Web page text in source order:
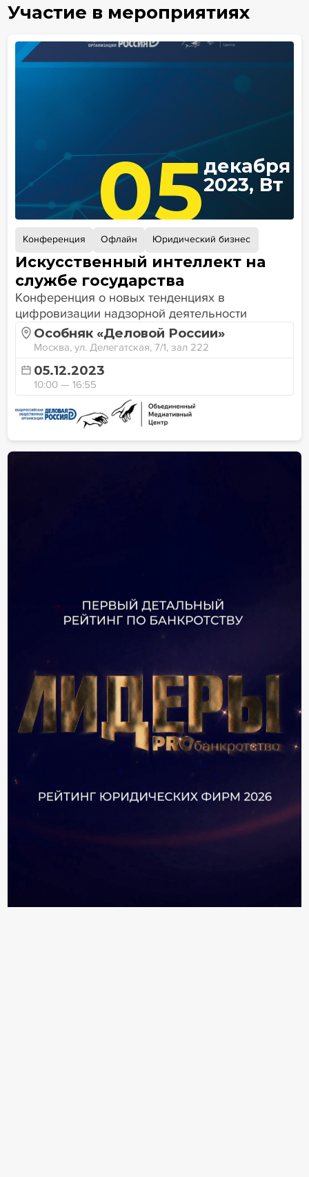
Участие в мероприятиях
05декабря
2023, Вт
Конференция Офлайн Юридический бизнес
Искусственный интеллект на
службе государства
Конференция о новых тенденциях в
цифровизации надзорной деятельности
Особняк «Деловой России»
Москва, ул. Делегатская, 7/1, зал 222
05.12.2023
10:00 — 16:55